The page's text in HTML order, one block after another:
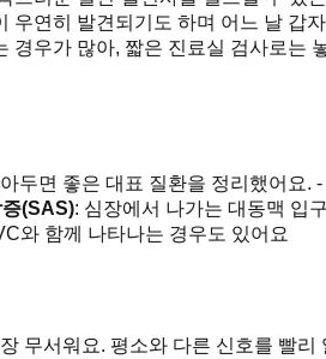
연히 발견되기도 하며 어느 날 갑
우가 많아, 짧은 진료실 검사로는
두면 좋은 대표 질환을 정리했어요. -
(SAS): 심장에서 나가는 대동맥 입
와 함께 나타나는 경우도 있어요
무서워요. 평소와 다른 신호를 빨리